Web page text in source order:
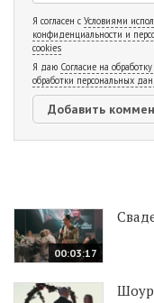
Я согласен с Условиями
конфиденциальности и
cookies
Я даю Согласие на
обработки персональных
00:03:17